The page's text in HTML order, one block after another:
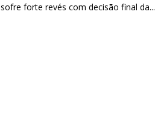
forte revés com decisão final da...